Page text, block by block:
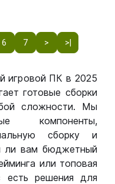
6 7 > >|
игровой ПК в 2025
готовые сборки
сложности. Мы
компоненты,
сборку и
ли вам бюджетный
или топовая
решения для